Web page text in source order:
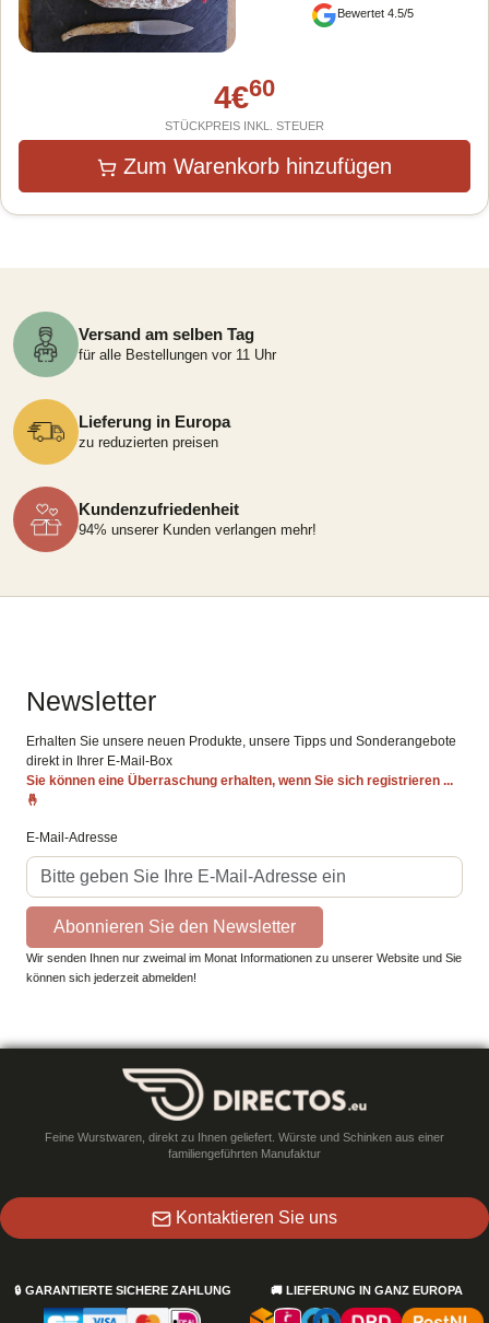
Bewertet 4.5/5
4€60
STÜCKPREIS INKL. STEUER
Zum Warenkorb hinzufügen
Versand am selben Tag
für alle Bestellungen vor 11 Uhr
Lieferung in Europa
zu reduzierten preisen
Kundenzufriedenheit
94% unserer Kunden verlangen mehr!
Newsletter
Erhalten Sie unsere neuen Produkte, unsere Tipps und Sonderangebote
direkt in Ihrer E-Mail-Box
Sie können eine Überraschung erhalten, wenn Sie sich registrieren ...
🤞
E-Mail-Adresse
Abonnieren Sie den Newsletter
Wir senden Ihnen nur zweimal im Monat Informationen zu unserer Website und Sie
können sich jederzeit abmelden!
Feine Wurstwaren, direkt zu Ihnen geliefert. Würste und Schinken aus einer
familiengeführten Manufaktur
Kontaktieren Sie uns
🔒 GARANTIERTE SICHERE ZAHLUNG 🚚 LIEFERUNG IN GANZ EUROPA